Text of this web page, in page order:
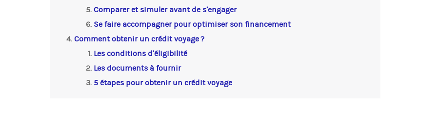
Comparer et simuler avant de s’engager
Se faire accompagner pour optimiser son financement
Comment obtenir un crédit voyage ?
Les conditions d’éligibilité
Les documents à fournir
5 étapes pour obtenir un crédit voyage